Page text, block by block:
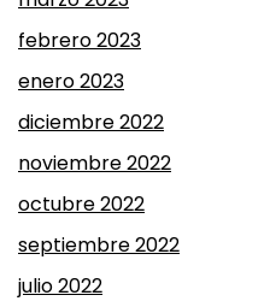
febrero 2023
enero 2023
diciembre 2022
noviembre 2022
octubre 2022
septiembre 2022
julio 2022